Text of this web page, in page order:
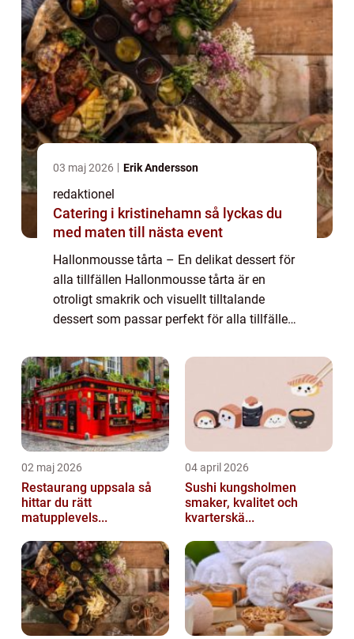
03 maj 2026 Erik Andersson
redaktionel
Catering i kristinehamn så lyckas du
med maten till nästa event
Hallonmousse tårta – En delikat dessert för
alla tillfällen Hallonmousse tårta är en
otroligt smakrik och visuellt tilltalande
dessert som passar perfekt för alla tillfällen.
len mousse smälter den i mun...
02 maj 2026
Restaurang uppsala så
hittar du rätt
matupplevels...
04 april 2026
Sushi kungsholmen
smaker, kvalitet och
kvarterskä...